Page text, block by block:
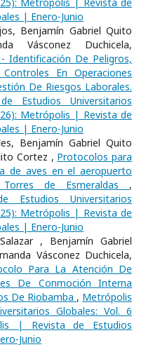
Metrópolis | Revista de
| Enero-Junio
Benjamín Gabriel Quito
Vásconez Duchicela,
Identificación De Peligros,
En Operaciones
De Riesgos Laborales.
Estudios Universitarios
Metrópolis | Revista de
| Enero-Junio
Benjamín Gabriel Quito
Cortez , Protocolos para
de aves en el aeropuerto
de Esmeraldas ,
Universitarios
Metrópolis | Revista de
| Enero-Junio
, Benjamín Gabriel
Vásconez Duchicela,
Para La Atención De
De Conmoción Interna
De Riobamba , Metrópolis
Globales: Vol. 6
| Revista de Estudios
Junio